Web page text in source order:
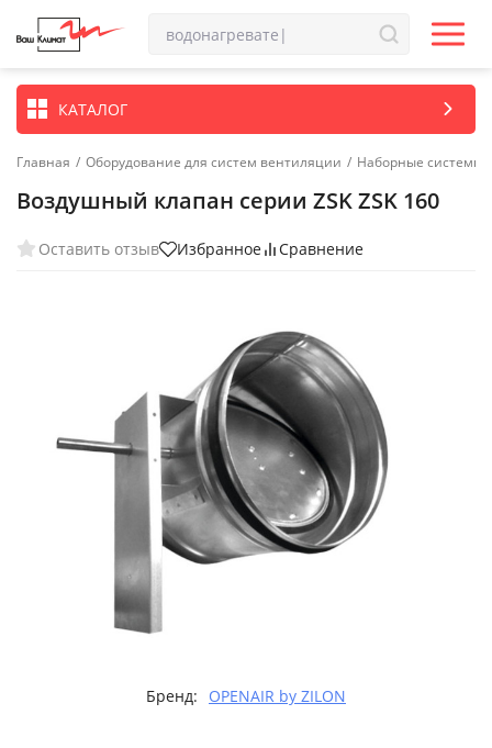
КАТАЛОГ
Главная / Оборудование для систем вентиляции / Наборные системы
Воздушный клапан серии ZSK ZSK 160
Оставить отзыв Избранное Сравнение
Бренд: OPENAIR by ZILON